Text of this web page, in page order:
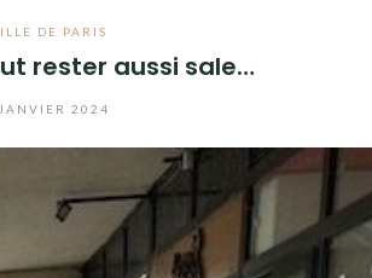
DE PARIS
rester aussi sale…
2024